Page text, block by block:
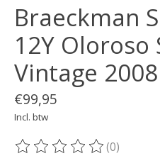
Braeckman
12Y Oloroso
Vintage
€99,95
Incl. btw
De beoordeling van dit
(0)